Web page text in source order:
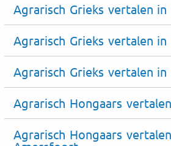
Agrarisch Grieks vertalen
Agrarisch Grieks vertalen
Agrarisch Grieks vertalen in
Agrarisch Hongaars
Agrarisch Hongaars